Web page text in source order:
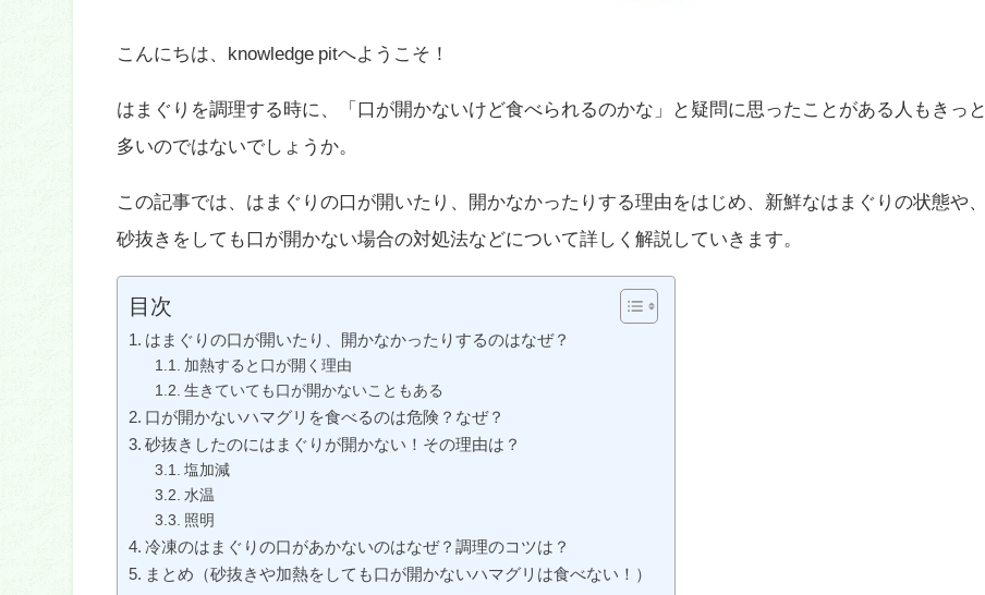
こんにちは、knowledge pitへようこそ！
はまぐりを調理する時に、「口が開かないけど食べられるのかな」と疑問に思ったことがある人もきっと
多いのではないでしょうか。
この記事では、はまぐりの口が開いたり、開かなかったりする理由をはじめ、新鮮なはまぐりの状態や、
砂抜きをしても口が開かない場合の対処法などについて詳しく解説していきます。
目次
はまぐりの口が開いたり、開かなかったりするのはなぜ？
加熱すると口が開く理由
生きていても口が開かないこともある
口が開かないハマグリを食べるのは危険？なぜ？
砂抜きしたのにはまぐりが開かない！その理由は？
塩加減
水温
照明
冷凍のはまぐりの口があかないのはなぜ？調理のコツは？
まとめ（砂抜きや加熱をしても口が開かないハマグリは食べない！）